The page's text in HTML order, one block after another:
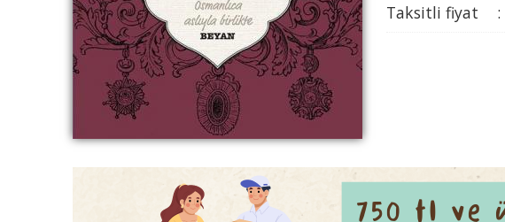
Taksitli fiyat
: